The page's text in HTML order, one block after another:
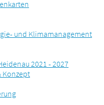
und Klimamanagement
2021 - 2027
Konzept